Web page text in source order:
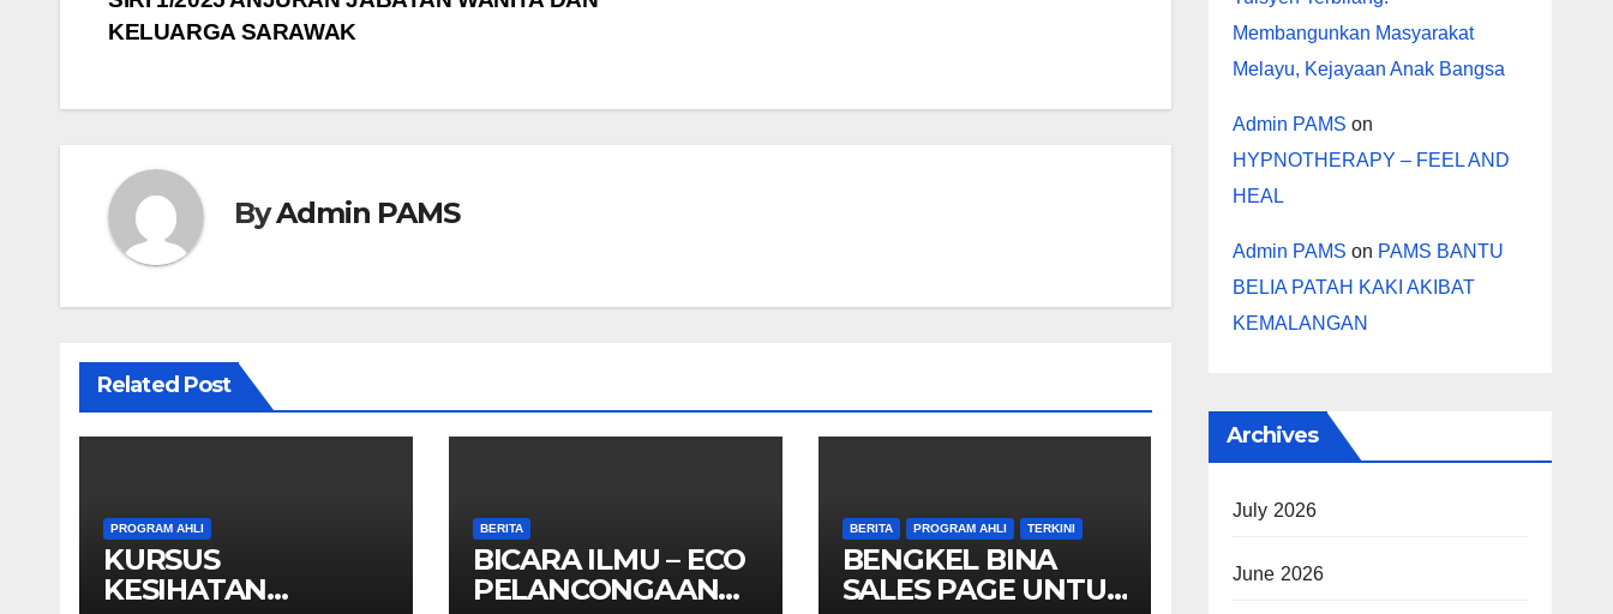
navigation
KELUARGA SARAWAK
ByAdmin PAMS
Related Post
PROGRAM AHLI
KURSUS
KESIHATAN
BERITA
BICARA ILMU – ECO
PELANCONGAAN
BERITA PROGRAM AHLI TERKINI
BENGKEL BINA
SALES PAGE UNTUK
Membangunkan Masyarakat
Melayu, Kejayaan Anak Bangsa
Admin PAMS on
HYPNOTHERAPY – FEEL AND
HEAL
Admin PAMS on PAMS BANTU
BELIA PATAH KAKI AKIBAT
KEMALANGAN
Archives
July 2026
June 2026